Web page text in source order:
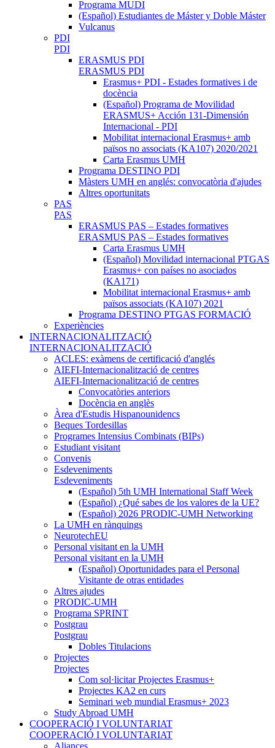
Programa MUDI
(Español) Estudiantes de Máster y Doble Máster
Vulcanus
PDI
PDI
ERASMUS PDI
ERASMUS PDI
Erasmus+ PDI - Estades formatives i de
docència
(Español) Programa de Movilidad
ERASMUS+ Acción 131-Dimensión
Internacional - PDI
Mobilitat internacional Erasmus+ amb
països no associats (KA107) 2020/2021
Carta Erasmus UMH
Programa DESTINO PDI
Màsters UMH en anglés: convocatòria d'ajudes
Altres oportunitats
PAS
PAS
ERASMUS PAS – Estades formatives
ERASMUS PAS – Estades formatives
Carta Erasmus UMH
(Español) Movilidad internacional PTGAS
Erasmus+ con países no asociados
(KA171)
Mobilitat internacional Erasmus+ amb
països associats (KA107) 2021
Programa DESTINO PTGAS FORMACIÓ
Experiències
INTERNACIONALITZACIÓ
INTERNACIONALITZACIÓ
ACLES: exàmens de certificació d'anglés
AIEFI-Internacionalització de centres
AIEFI-Internacionalització de centres
Convocatòries anteriors
Docència en anglès
Àrea d'Estudis Hispanounidencs
Beques Tordesillas
Programes Intensius Combinats (BIPs)
Estudiant visitant
Convenis
Esdeveniments
Esdeveniments
(Español) 5th UMH International Staff Week
(Español) ¿Qué sabes de los valores de la UE?
(Español) 2026 PRODIC-UMH Networking
La UMH en rànquings
NeurotechEU
Personal visitant en la UMH
Personal visitant en la UMH
(Español) Oportunidades para el Personal
Visitante de otras entidades
Altres ajudes
PRODIC-UMH
Programa SPRINT
Postgrau
Postgrau
Dobles Titulacions
Projectes
Projectes
Com sol·licitar Projectes Erasmus+
Projectes KA2 en curs
Seminari web mundial Erasmus+ 2023
Study Abroad UMH
COOPERACIÓ I VOLUNTARIAT
COOPERACIÓ I VOLUNTARIAT